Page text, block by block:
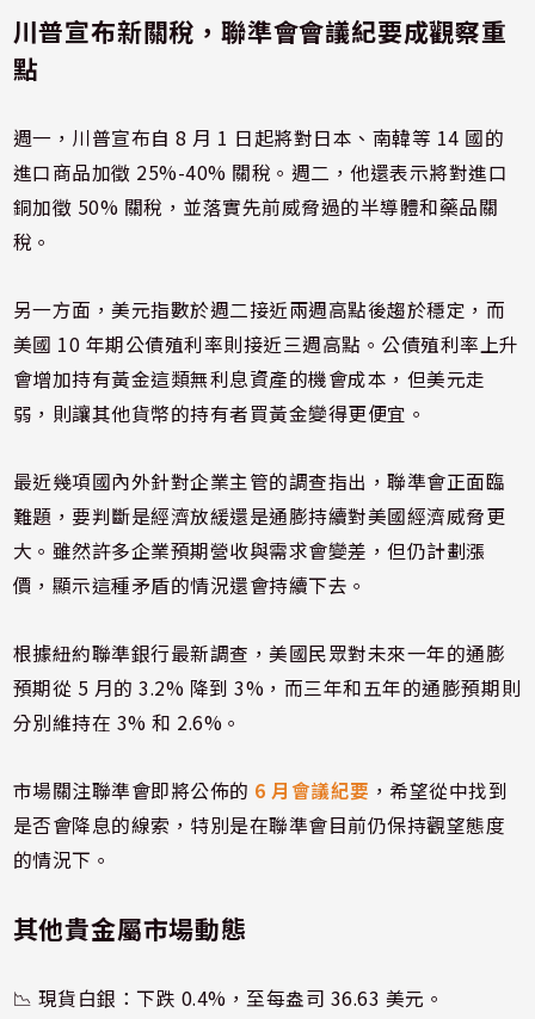
川普宣布新關稅， 聯準會會議紀要成觀察重
點
週一，川普宣布自 8 月 1 日起將對日本、南韓等 14 國的
進口商品加徵 25%-40% 關稅。週二，他還表示將對進口
銅加徵 50% 關稅，並落實先前威脅過的半導體和藥品關
稅。
另一方面，美元指數於週二接近兩週高點後趨於穩定，而
美國 10 年期公債殖利率則接近三週高點。公債殖利率上升
會增加持有黃金這類無利息資產的機會成本，但美元走
弱，則讓其他貨幣的持有者買黃金變得更便宜。
最近幾項國內外針對企業主管的調查指出，聯準會正面臨
難題，要判斷是經濟放緩還是通膨持續對美國經濟威脅更
大。雖然許多企業預期營收與需求會變差，但仍計劃漲
價，顯示這種矛盾的情況還會持續下去。
根據紐約聯準銀行最新調查，美國民眾對未來一年的通膨
預期從 5 月的 3.2% 降到 3%，而三年和五年的通膨預期則
分別維持在 3% 和 2.6%。
市場關注聯準會即將公佈的 6 月會議紀要 ，希望從中找到
是否會降息的線索，特別是在聯準會目前仍保持觀望態度
的情況下。
其他貴金屬市場動態
📉 現貨白銀：下跌 0.4%，至每盎司 36.63 美元。